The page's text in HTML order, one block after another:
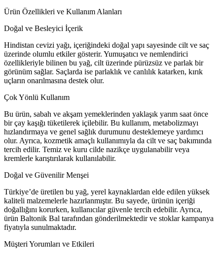
Ürün Özellikleri ve Kullanım Alanları
Doğal ve Besleyici İçerik
Hindistan cevizi yağı, içeriğindeki doğal yapı sayesinde cilt ve saç
üzerinde olumlu etkiler gösterir. Yumuşatıcı ve nemlendirici
özellikleriyle bilinen bu yağ, cilt üzerinde pürüzsüz ve parlak bir
görünüm sağlar. Saçlarda ise parlaklık ve canlılık katarken, kırık
uçların onarılmasına destek olur.
Çok Yönlü Kullanım
Bu ürün, sabah ve akşam yemeklerinden yaklaşık yarım saat önce
bir çay kaşığı tüketilerek içilebilir. Bu kullanım, metabolizmayı
hızlandırmaya ve genel sağlık durumunu desteklemeye yardımcı
olur. Ayrıca, kozmetik amaçlı kullanımıyla da cilt ve saç bakımında
tercih edilir. Temiz ve kuru cilde nazikçe uygulanabilir veya
kremlerle karıştırılarak kullanılabilir.
Doğal ve Güvenilir Menşei
Türkiye’de üretilen bu yağ, yerel kaynaklardan elde edilen yüksek
kaliteli malzemelerle hazırlanmıştır. Bu sayede, ürünün içeriği
doğallığını korurken, kullanıcılar güvenle tercih edebilir. Ayrıca,
ürün Baltonik Bal tarafından gönderilmektedir ve stoklar kampanya
fiyatıyla sunulmaktadır.
Müşteri Yorumları ve Etkileri